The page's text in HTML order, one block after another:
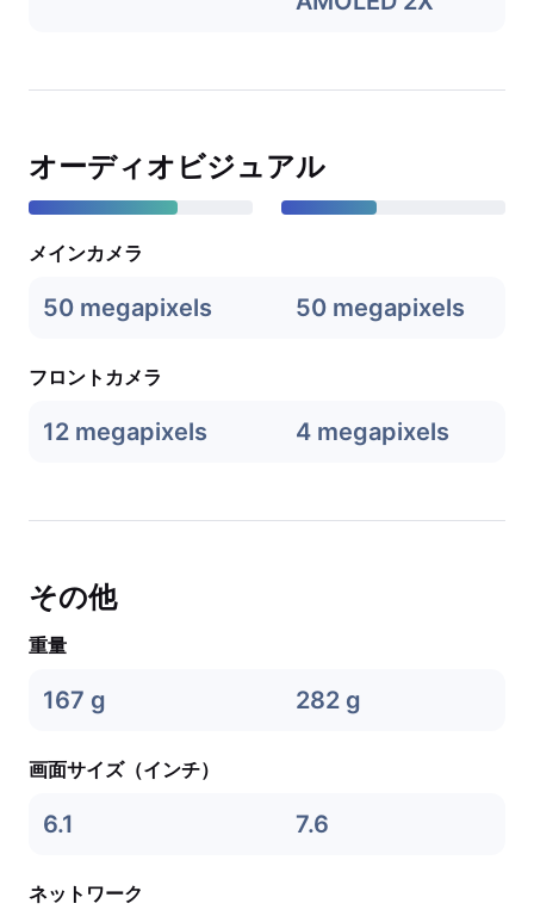
オーディオビジュアル
メインカメラ
50 megapixels 50 megapixels
フロントカメラ
12 megapixels 4 megapixels
その他
重量
167 g 282 g
画面サイズ（インチ）
6.1 7.6
ネットワーク